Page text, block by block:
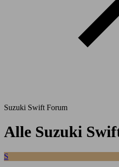
Suzuki Swift Forum
Alle Suzuki
S